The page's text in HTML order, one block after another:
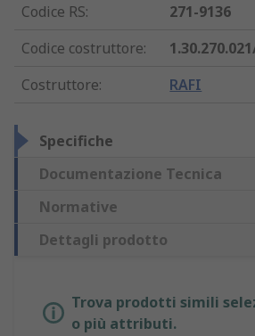
Codice RS:
271-9136
Codice costruttore:
Costruttore: RAFI
Specifiche
Documentazione Tecnica
Normative
Dettagli prodotto
Trova prodotti simili
o più attributi.